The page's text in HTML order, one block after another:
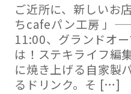
ご近所に、新しいお
ちcafeパン工房 」
11:00、グランドオ
は！ステキライフ編
に焼き上げる自家製
るドリンク。そ […]